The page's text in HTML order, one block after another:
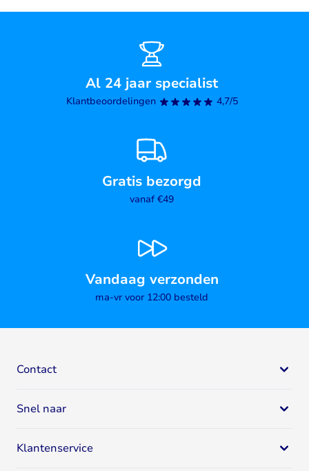
Al 24 jaar specialist
Klantbeoordelingen 4,7/5
Gratis bezorgd
vanaf €49
Vandaag verzonden
ma-vr voor 12:00 besteld
Contact
Mail: klantenservice@bodystore.nl
Specialist in gezondheid en fitness
Snel naar
Eiwitshakes
Klantenservice